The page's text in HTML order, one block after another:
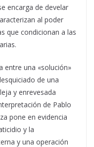
encarga de develar
al poder
que condicionan a las
entre una «solución»
de una
y enrevesada
de Pablo
pone en evidencia
y la
y una operación